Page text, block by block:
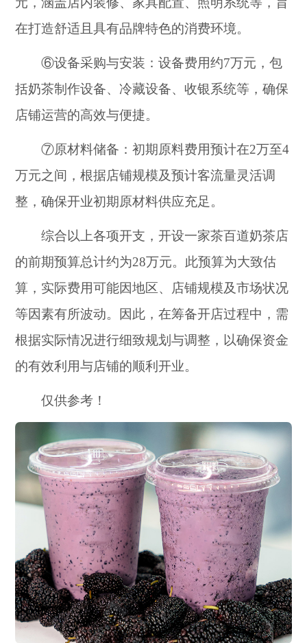
在打造舒适且具有品牌特色的消费环境。
⑥设备采购与安装：设备费用约7万元，包
括奶茶制作设备、冷藏设备、收银系统等，确保
店铺运营的高效与便捷。
⑦原材料储备：初期原料费用预计在2万至4
万元之间，根据店铺规模及预计客流量灵活调
整，确保开业初期原材料供应充足。
综合以上各项开支，开设一家茶百道奶茶店
的前期预算总计约为28万元。此预算为大致估
算，实际费用可能因地区、店铺规模及市场状况
等因素有所波动。因此，在筹备开店过程中，需
根据实际情况进行细致规划与调整，以确保资金
的有效利用与店铺的顺利开业。
仅供参考！